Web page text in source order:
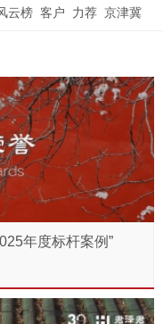
云榜 客户 力荐 京津冀
年度标杆案例”